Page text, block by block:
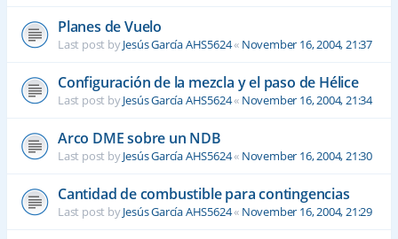
Planes de Vuelo
Last post byJesús García AHS5624« November 16, 2004, 21:37
Configuración de la mezcla y el paso de Hélice
Last post byJesús García AHS5624« November 16, 2004, 21:34
Arco DME sobre un NDB
Last post byJesús García AHS5624« November 16, 2004, 21:30
Cantidad de combustible para contingencias
Last post byJesús García AHS5624« November 16, 2004, 21:29